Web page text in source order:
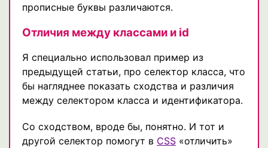
прописные буквы различаются.
Отличия между классами и id
Я специально использовал пример из
предыдущей статьи, про селектор класса, что
бы нагляднее показать сходства и различия
между селектором класса и идентификатора.
Со сходством, вроде бы, понятно. И тот и
другой селектор помогут в CSS «отличить»